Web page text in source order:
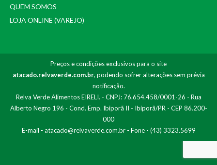
QUEM SOMOS
LOJA ONLINE (VAREJO)
Preços e condições exclusivos para o site
atacado.relvaverde.com.br, podendo sofrer alterações sem prévia
notificação.
Relva Verde Alimentos EIRELI. - CNPJ: 76.654.458/0001-26 - Rua
Alberto Negro 196 - Cond. Emp. Ibiporã II - Ibiporã/PR - CEP 86.200-
000
E-mail - atacado@relvaverde.com.br- Fone - (43) 3323.5699